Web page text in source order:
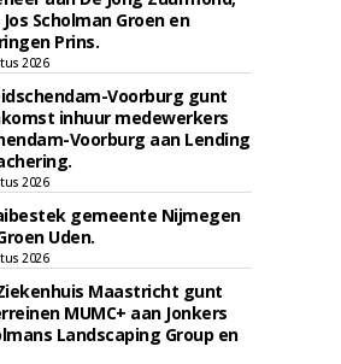
Scholman Groen en
Prins.
2026
Voorburg gunt
inhuur medewerkers
Voorburg aan Lending
2026
gemeente Nijmegen
Uden.
2026
Maastricht gunt
MUMC+ aan Jonkers
Landscaping Group en